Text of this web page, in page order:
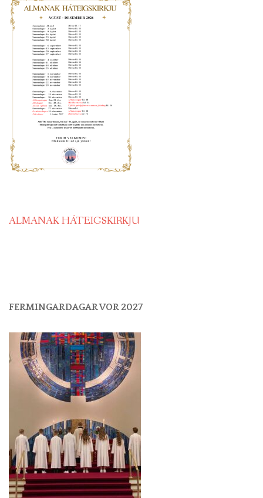
ALMANAK HÁTEIGSKIRKJU
FERMINGARDAGAR VOR 2027